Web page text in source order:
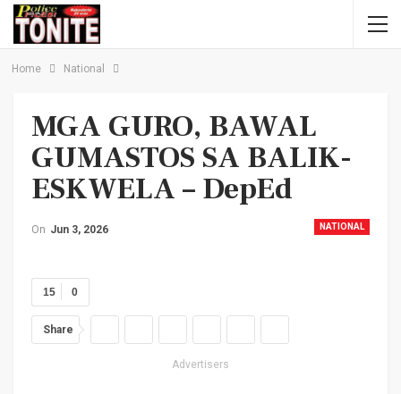
Home National
MGA GURO, BAWAL
GUMASTOS SA BALIK-
ESKWELA – DepEd
NATIONAL
On Jun 3, 2026
0
15
Share
Advertisers